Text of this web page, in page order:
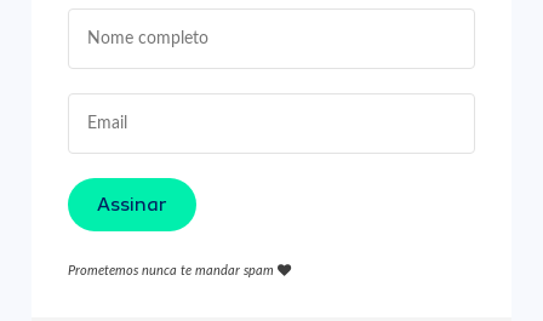
Assinar
Prometemos nunca te mandar spam